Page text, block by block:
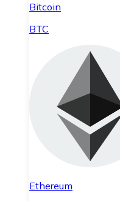
Bitcoin
BTC
Ethereum